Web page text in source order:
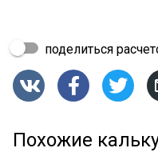
поделиться
  
Похожие